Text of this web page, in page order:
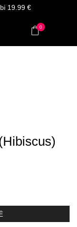
19.99 €
0